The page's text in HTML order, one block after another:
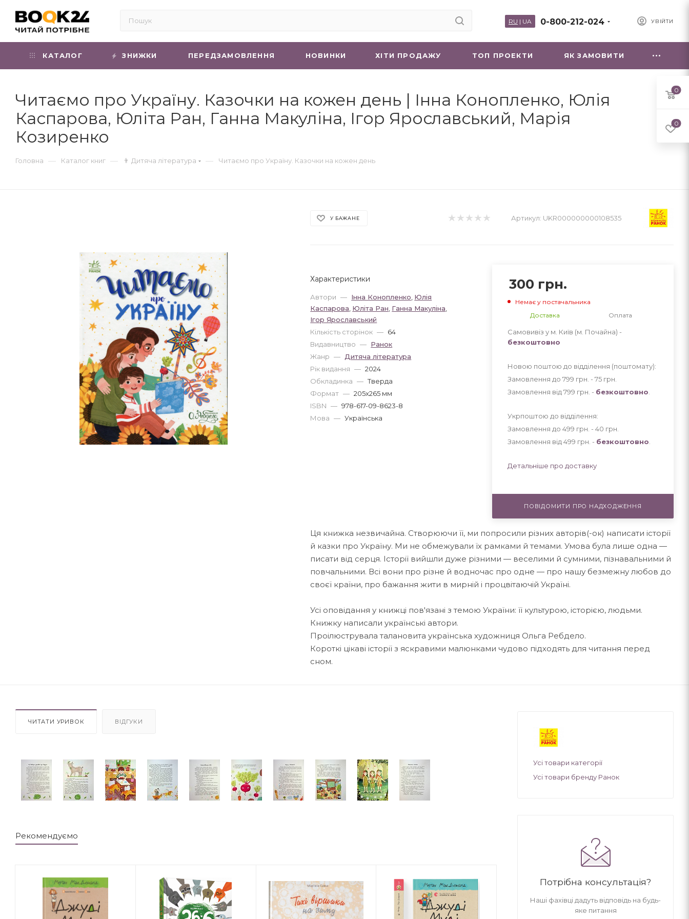
УВІЙТИ
0-800-212-024
RU | UA
КАТАЛОГ ЗНИЖКИ ПЕРЕДЗАМОВЛЕННЯ НОВИНКИ ХIТИ ПРОДАЖУ ТОП ПРОЕКТИ ЯК ЗАМОВИТИ
Читаємо про Україну. Казочки на кожен день | Інна Конопленко, Юлія
Каспарова, Юліта Ран, Ганна Макуліна, Ігор Ярославський, Марія
Козиренко
Головна — Каталог книг — 👨 Дитяча література — Читаємо про Україну. Казочки на кожен день
У БАЖАНЕ Артикул: UKR000000000108535
Характеристики
Автори — Інна Конопленко Юлія
Каспарова Юліта Ран Ганна Макуліна
Ігор Ярославський
Кількість сторінок — 64
Видавництво — Ранок
Жанр — Дитяча література
Рік видання — 2024
Обкладинка — Тверда
Формат — 205x265 мм
ISBN — 978-617-09-8623-8
Мова — Українська
300 грн.
Немає у постачальника
Доставка
Оплата
Самовивіз у м. Київ (м. Почайна) -
безкоштовно
Новою поштою до відділення (поштомату):
Замовлення до 799 грн. - 75 грн
Замовлення від 799 грн. - безкоштовно
Укрпоштою до відділення:
Замовлення до 499 грн. - 40 грн
Замовлення від 499 грн. - безкоштовно
Детальніше про доставку
ПОВІДОМИТИ ПРО НАДХОДЖЕННЯ
Ця книжка незвичайна. Створюючи її, ми попросили різних авторів(-ок) написати історії
й казки про Україну. Ми не обмежували їх рамками й темами. Умова була лише одна —
писати від серця. Історії вийшли дуже різними — веселими й сумними, пізнавальними й
повчальними. Всі вони про різне й водночас про одне — про нашу безмежну любов до
своєї країни, про бажання жити в мирній і процвітаючій Україні.
Усі оповідання у книжці пов'язані з темою України: її культурою, історією, людьми.
Книжку написали українські автори.
Проілюструвала талановита українська художниця Ольга Ребдело.
Короткі цікаві історії з яскравими малюнками чудово підходять для читання перед
сном.
ЧИТАТИ УРИВОК ВІДГУКИ
Рекомендуємо
Усі товари категорії
Усі товари бренду Ранок
Потрібна консультація?
Наші фахівці дадуть відповідь на будь-
яке питання
0
0